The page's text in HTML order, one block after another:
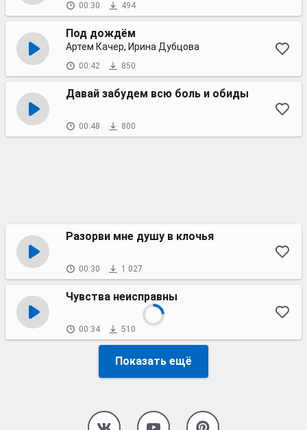
00:30 494
Под дождём
Артем Качер, Ирина Дубцова
00:42 850
Давай забудем всю боль и обиды
00:48 800
Разорви мне душу в клочья
00:30 1 027
Чувства неисправны
00:34 510
Показать ещё